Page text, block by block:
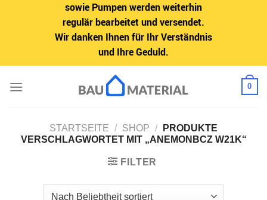
sowie Pumpen werden weiterhin
regulär bearbeitet und versendet.
Wir danken Ihnen für Ihr Verständnis
und Ihre Geduld.
Inhalt
0
STARTSEITE / SHOP /
PRODUKTE
VERSCHLAGWORTET MIT „ANEMONBCZ W21K“
FILTER